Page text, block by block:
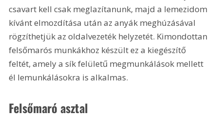
csavart kell csak meglazítanunk, majd a lemezidom
kívánt elmozdítása után az anyák meghúzásával
rögzíthetjük az oldalvezeték helyzetét. Kimondottan
felsőmarós munkákhoz készült ez a kiegészítő
feltét, amely a sík felületű megmunkálások mellett
él lemunkálásokra is alkalmas.
Felsőmaró asztal